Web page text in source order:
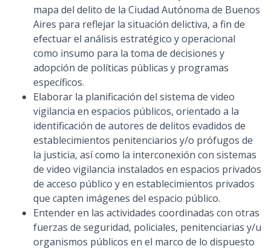
mapa del delito de la Ciudad Autónoma de Buenos
Aires para reflejar la situación delictiva, a fin de
efectuar el análisis estratégico y operacional
como insumo para la toma de decisiones y
adopción de políticas públicas y programas
específicos.
Elaborar la planificación del sistema de video
vigilancia en espacios públicos, orientado a la
identificación de autores de delitos evadidos de
establecimientos penitenciarios y/o prófugos de
la justicia, así como la interconexión con sistemas
de video vigilancia instalados en espacios privados
de acceso público y en establecimientos privados
que capten imágenes del espacio público.
Entender en las actividades coordinadas con otras
fuerzas de seguridad, policiales, penitenciarias y/u
organismos públicos en el marco de lo dispuesto